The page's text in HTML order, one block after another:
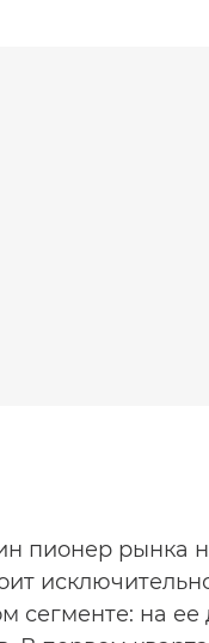
пионер рынка
сегменте: на